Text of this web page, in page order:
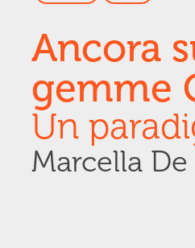
Ancora
gemme
Un
Marcella De